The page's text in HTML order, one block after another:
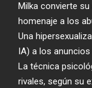
Milka convierte
homenaje a los
Una
IA) a los anuncios
La técnica
rivales, según su